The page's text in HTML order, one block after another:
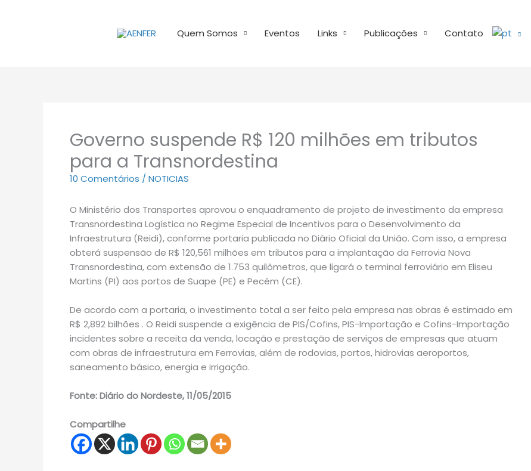
Quem Somos Eventos Links Publicações Contato
Governo suspende R$ 120 milhões em tributos
para a Transnordestina
10 Comentários / NOTICIAS
O Ministério dos Transportes aprovou o enquadramento de projeto de investimento da empresa
Transnordestina Logística no Regime Especial de Incentivos para o Desenvolvimento da
Infraestrutura (Reidi), conforme portaria publicada no Diário Oficial da União. Com isso, a empresa
obterá suspensão de R$ 120,561 milhões em tributos para a implantação da Ferrovia Nova
Transnordestina, com extensão de 1.753 quilômetros, que ligará o terminal ferroviário em Eliseu
Martins (PI) aos portos de Suape (PE) e Pecém (CE).
De acordo com a portaria, o investimento total a ser feito pela empresa nas obras é estimado em
R$ 2,892 bilhões . O Reidi suspende a exigência de PIS/Cofins, PIS-Importação e Cofins-Importação
incidentes sobre a receita da venda, locação e prestação de serviços de empresas que atuam
com obras de infraestrutura em Ferrovias, além de rodovias, portos, hidrovias aeroportos,
saneamento básico, energia e irrigação.
Fonte: Diário do Nordeste, 11/05/2015
Compartilhe